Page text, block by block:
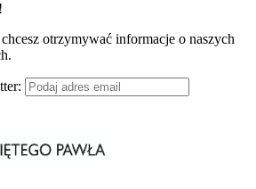
otrzymywać informacje o naszych